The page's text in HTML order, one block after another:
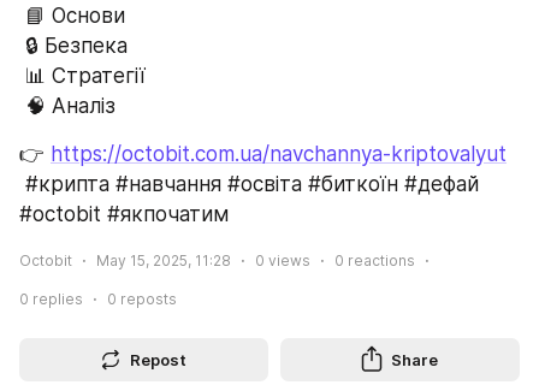
📘 Основи
🔒 Безпека
📊 Стратегії
🧠 Аналіз
👉 https://octobit.com.ua/navchannya-kriptovalyut
#octobit #якпочатим
Octobit May 15, 2025, 11:28 0 views 0 reactions
0 replies 0 reposts
Repost Share